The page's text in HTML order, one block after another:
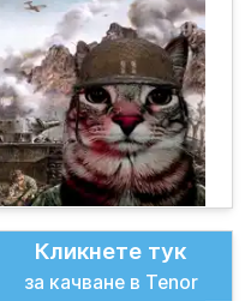
Кликнете тук
за качване в Tenor